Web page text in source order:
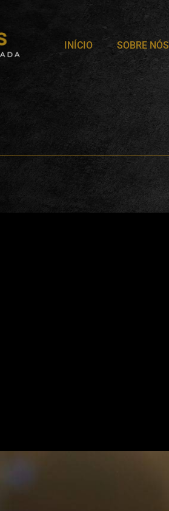
INÍCIO SOBRE NÓS